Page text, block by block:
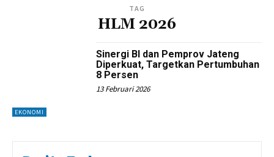
TAG
HLM 2026
EKONOMI
Sinergi BI dan Pemprov Jateng
Diperkuat, Targetkan Pertumbuhan
8 Persen
13 Februari 2026